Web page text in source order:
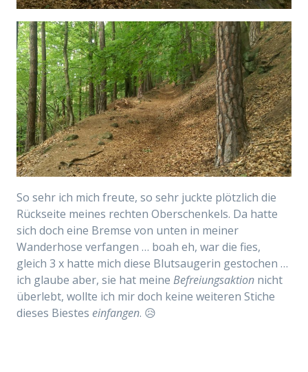
So sehr ich mich freute, so sehr juckte plötzlich die
Rückseite meines rechten Oberschenkels. Da hatte
sich doch eine Bremse von unten in meiner
Wanderhose verfangen … boah eh, war die fies,
gleich 3 x hatte mich diese Blutsaugerin gestochen …
ich glaube aber, sie hat meine Befreiungsaktion nicht
überlebt, wollte ich mir doch keine weiteren Stiche
dieses Biestes einfangen. 😥